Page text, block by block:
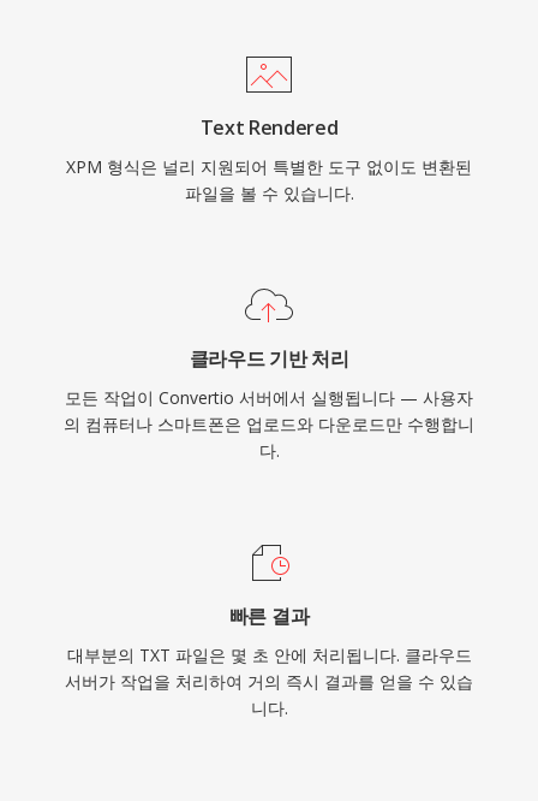
Text Rendered
XPM 형식은 널리 지원되어 특별한 도구 없이도 변환된
파일을 볼 수 있습니다.
클라우드 기반 처리
모든 작업이 Convertio 서버에서 실행됩니다 — 사용자
의 컴퓨터나 스마트폰은 업로드와 다운로드만 수행합니
다.
빠른 결과
대부분의 TXT 파일은 몇 초 안에 처리됩니다. 클라우드
서버가 작업을 처리하여 거의 즉시 결과를 얻을 수 있습
니다.